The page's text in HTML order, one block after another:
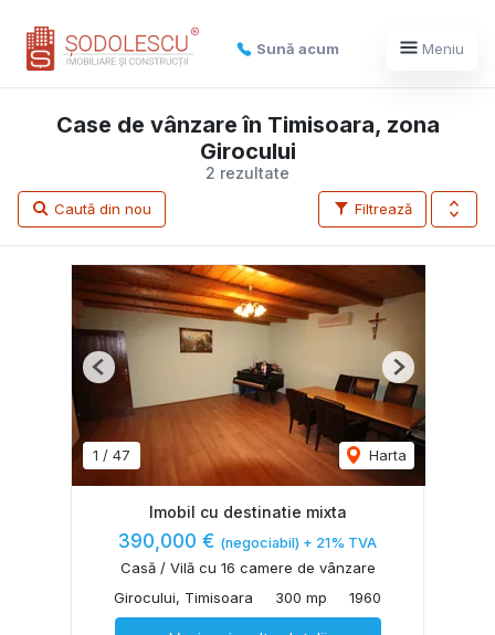
Sună acum Meniu
2 rezultate
Case de vânzare în Timisoara, zona
Girocului
Filtrează
Caută din nou
1 / 47 Harta
Previous Next
Imobil cu destinatie mixta
390,000 € (negociabil) + 21% TVA
Casă / Vilă cu 16 camere de vânzare
Girocului, Timisoara
300 mp 1960